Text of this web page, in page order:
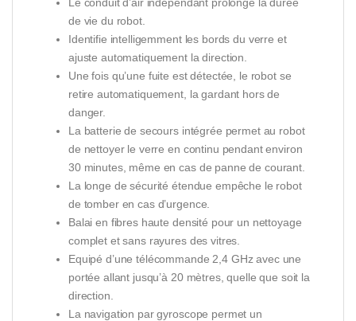
de vie du robot.
Identifie intelligemment les bords du verre et
ajuste automatiquement la direction.
Une fois qu’une fuite est détectée, le robot se
retire automatiquement, la gardant hors de
danger.
La batterie de secours intégrée permet au robot
de nettoyer le verre en continu pendant environ
30 minutes, même en cas de panne de courant.
La longe de sécurité étendue empêche le robot
de tomber en cas d’urgence.
Balai en fibres haute densité pour un nettoyage
complet et sans rayures des vitres.
Equipé d’une télécommande 2,4 GHz avec une
portée allant jusqu’à 20 mètres, quelle que soit la
direction.
La navigation par gyroscope permet un